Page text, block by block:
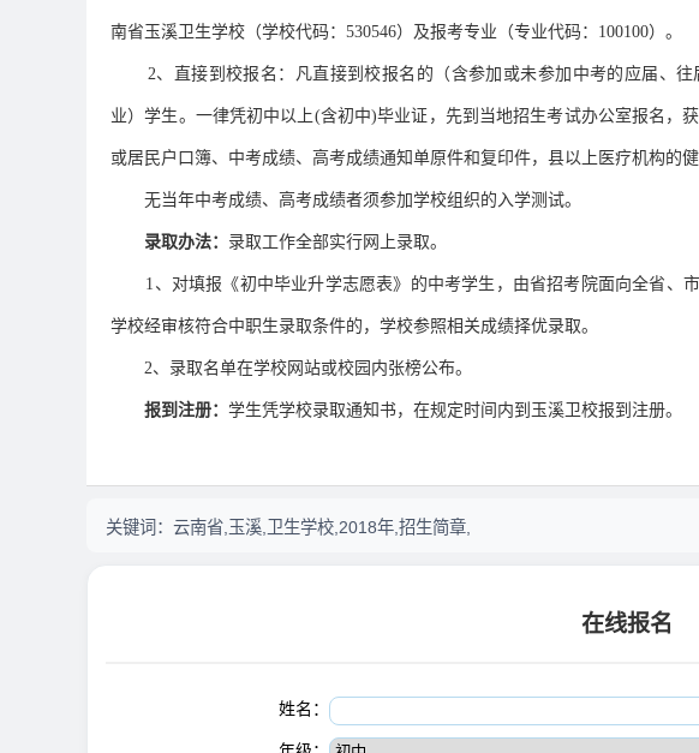
南省玉溪卫生学校（学校代码：530546）及报考专业（专业代码：100100）。
2、直接到校报名：凡直接到校报名的（含参加或未参加中考的应届、
业）学生。一律凭初中以上(含初中)毕业证，先到当地招生考试办公室报名，
或居民户口簿、中考成绩、高考成绩通知单原件和复印件，县以上医疗机构的
无当年中考成绩、高考成绩者须参加学校组织的入学测试。
录取办法： 录取工作全部实行网上录取。
1、对填报《初中毕业升学志愿表》的中考学生，由省招考院面向全省、
学校经审核符合中职生录取条件的，学校参照相关成绩择优录取。
2、录取名单在学校网站或校园内张榜公布。
报到注册： 学生凭学校录取通知书，在规定时间内到玉溪卫校报到注册。
关键词： 云南省,玉溪,卫生学校,2018年,招生简章,
在线报名
姓名：